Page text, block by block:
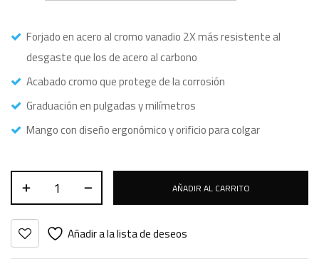
Forjado en acero al cromo vanadio 2X más resistente al
desgaste que los de acero al carbono
Acabado cromo que protege de la corrosión
Graduación en pulgadas y milímetros
Mango con diseño ergonómico y orificio para colgar
AÑADIR AL CARRITO
Añadir a la lista de deseos